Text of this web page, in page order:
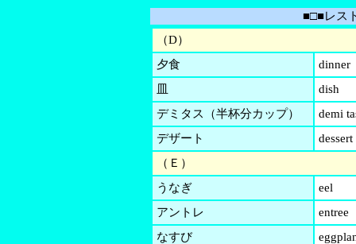
■□■レス
（D）
夕食
dinner
皿
dish
デミタス（半杯分カップ）
demi
デザート
dessert
（Ｅ）
うなぎ
eel
アントレ
entree
なすび